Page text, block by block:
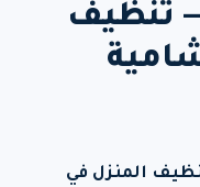
تنظيف
المنزل في